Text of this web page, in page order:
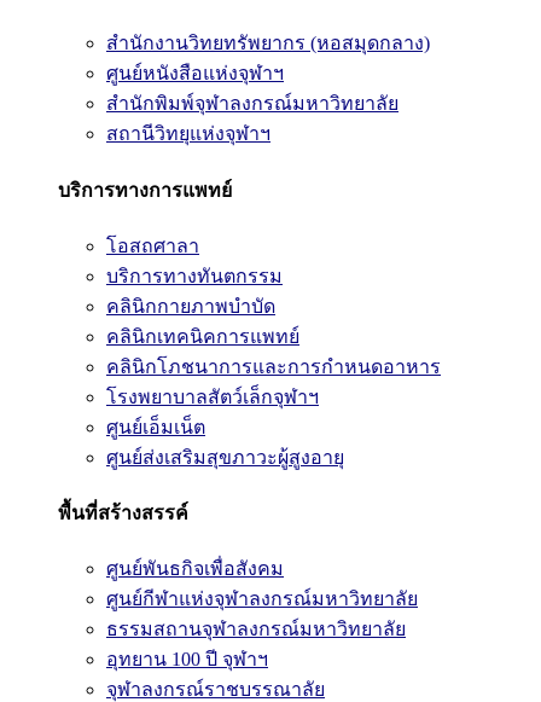
สำนักงานวิทยทรัพยากร (หอสมุดกลาง)
ศูนย์หนังสือแห่งจุฬาฯ
สำนักพิมพ์จุฬาลงกรณ์มหาวิทยาลัย
สถานีวิทยุแห่งจุฬาฯ
บริการทางการแพทย์
โอสถศาลา
บริการทางทันตกรรม
คลินิกกายภาพบำบัด
คลินิกเทคนิคการแพทย์
คลินิกโภชนาการและการกำหนดอาหาร
โรงพยาบาลสัตว์เล็กจุฬาฯ
ศูนย์เอ็มเน็ต
ศูนย์ส่งเสริมสุขภาวะผู้สูงอายุ
พื้นที่สร้างสรรค์
ศูนย์พันธกิจเพื่อสังคม
ศูนย์กีฬาแห่งจุฬาลงกรณ์มหาวิทยาลัย
ธรรมสถานจุฬาลงกรณ์มหาวิทยาลัย
อุทยาน 100 ปี จุฬาฯ
จุฬาลงกรณ์ราชบรรณาลัย